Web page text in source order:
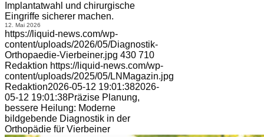
Implantatwahl und chirurgische
Eingriffe sicherer machen.
12. Mai 2026
https://liquid-news.com/wp-
content/uploads/2026/05/Diagnostik-
Orthopaedie-Vierbeiner.jpg 430 710
Redaktion https://liquid-news.com/wp-
content/uploads/2025/05/LNMagazin.jpg
Redaktion2026-05-12 19:01:382026-
05-12 19:01:38Präzise Planung,
bessere Heilung: Moderne
bildgebende Diagnostik in der
Orthopädie für Vierbeiner